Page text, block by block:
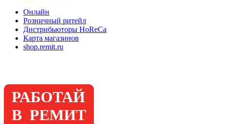
Онлайн
Розничный ритейл
Дистрибьюторы HoReCa
Карта магазинов
shop.remit.ru
РАБОТАЙ
В РЕМИТ